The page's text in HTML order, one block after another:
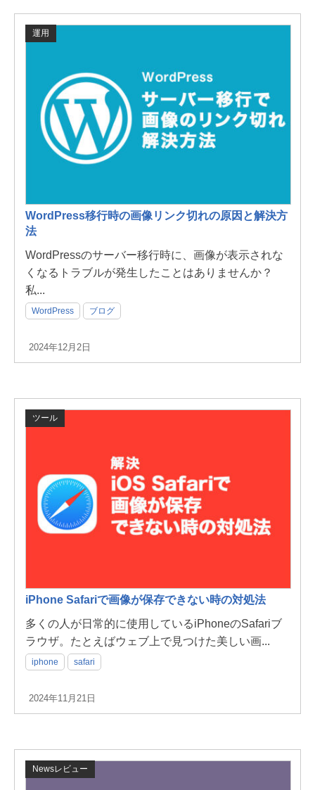
運用
WordPress移行時の画像リンク切れの原因と解決方
法
WordPressのサーバー移行時に、画像が表示されな
くなるトラブルが発生したことはありませんか？
私...
WordPress ブログ
2024年12月2日
ツール
iPhone Safariで画像が保存できない時の対処法
多くの人が日常的に使用しているiPhoneのSafariブ
ラウザ。たとえばウェブ上で見つけた美しい画...
iphone safari
2024年11月21日
Newsレビュー